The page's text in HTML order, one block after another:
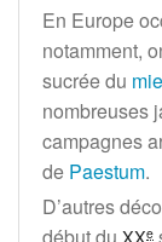
En Europe
notamment,
sucrée du
nombreuses
campagnes
de Paestum.
D’autres
début du XXe